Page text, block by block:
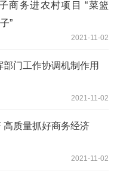
商务进农村项目 “菜篮
”
2021-11-02
门工作协调机制作用
2021-11-02
高质量抓好商务经济
2021-11-02